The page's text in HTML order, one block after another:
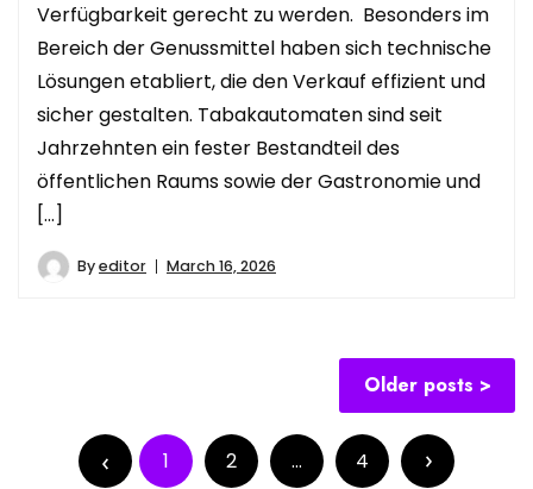
Verfügbarkeit gerecht zu werden. Besonders im
Bereich der Genussmittel haben sich technische
Lösungen etabliert, die den Verkauf effizient und
sicher gestalten. Tabakautomaten sind seit
Jahrzehnten ein fester Bestandteil des
öffentlichen Raums sowie der Gastronomie und
[…]
Byeditor March 16, 2026
Older posts
pagination
1 2 … 4